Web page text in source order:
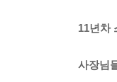
11년차
사장님